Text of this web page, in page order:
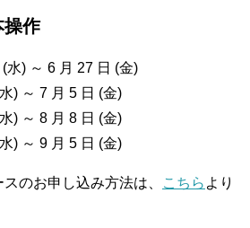
作
水) ～ 6 月 27 日 (金)
) ～ 7 月 5 日 (金)
) ～ 8 月 8 日 (金)
) ～ 9 月 5 日 (金)
のお申し込み方法は、 こちら より